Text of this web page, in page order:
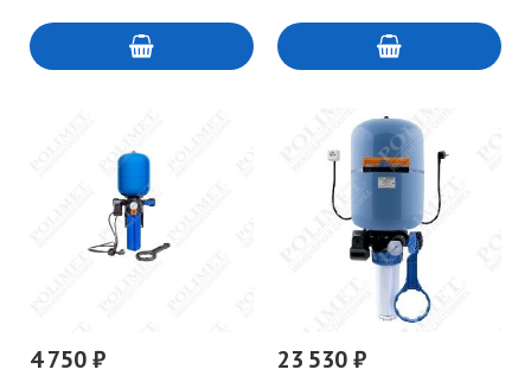
4 750 ₽ 23 530 ₽